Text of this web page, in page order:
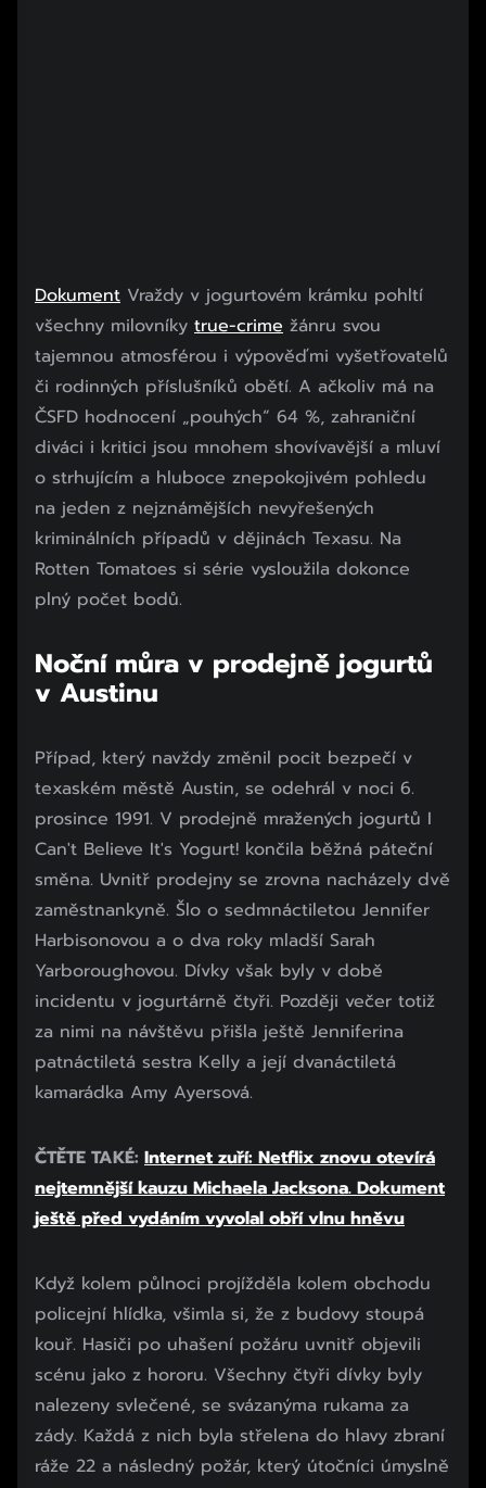
Dokument Vraždy v jogurtovém krámku pohltí
všechny milovníky true-crime žánru svou
tajemnou atmosférou i výpověďmi vyšetřovatelů
či rodinných příslušníků obětí. A ačkoliv má na
ČSFD hodnocení „pouhých“ 64 %, zahraniční
diváci i kritici jsou mnohem shovívavější a mluví
o strhujícím a hluboce znepokojivém pohledu
na jeden z nejznámějších nevyřešených
kriminálních případů v dějinách Texasu. Na
Rotten Tomatoes si série vysloužila dokonce
plný počet bodů.
Noční můra v prodejně jogurtů
v Austinu
Případ, který navždy změnil pocit bezpečí v
texaském městě Austin, se odehrál v noci 6.
prosince 1991. V prodejně mražených jogurtů I
Can't Believe It's Yogurt! končila běžná páteční
směna. Uvnitř prodejny se zrovna nacházely dvě
zaměstnankyně. Šlo o sedmnáctiletou Jennifer
Harbisonovou a o dva roky mladší Sarah
Yarboroughovou. Dívky však byly v době
incidentu v jogurtárně čtyři. Později večer totiž
za nimi na návštěvu přišla ještě Jenniferina
patnáctiletá sestra Kelly a její dvanáctiletá
kamarádka Amy Ayersová.
ČTĚTE TAKÉ: Internet zuří: Netflix znovu otevírá
nejtemnější kauzu Michaela Jacksona. Dokument
ještě před vydáním vyvolal obří vlnu hněvu
Začátek reklamy
Konec reklamy
Když kolem půlnoci projížděla kolem obchodu
policejní hlídka, všimla si, že z budovy stoupá
kouř. Hasiči po uhašení požáru uvnitř objevili
scénu jako z hororu. Všechny čtyři dívky byly
nalezeny svlečené, se svázanýma rukama za
zády. Každá z nich byla střelena do hlavy zbraní
ráže 22 a následný požár, který útočníci úmyslně